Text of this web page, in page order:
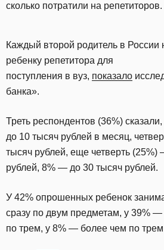
сколько потратили на репетиторов.
Каждый второй родитель в России
ребенку репетитора для
поступления в вуз, показало
банка».
Треть респондентов (36%) сказали,
до 10 тысяч рублей в месяц,
тысяч рублей, еще четверть
рублей, 8% — до 30 тысяч рублей.
У 42% опрошенных ребенок
сразу по двум предметам, у 39%
по трем, у 8% — более чем по